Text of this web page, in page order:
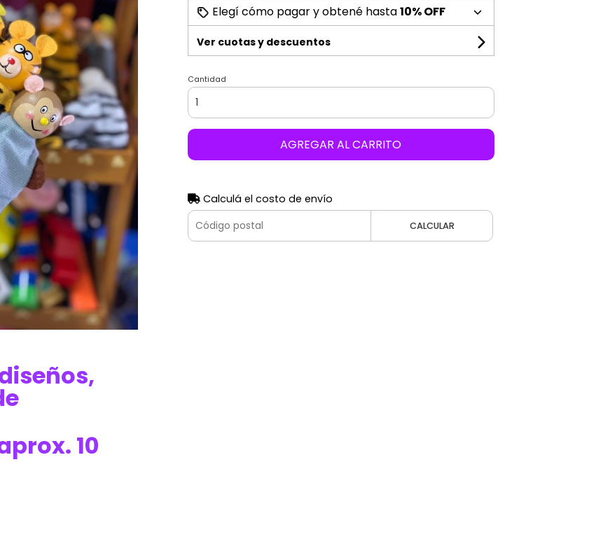
10
Elegí cómo pagar y obtené hasta10% OFF
Ver cuotas y descuentos
Cantidad
AGREGAR AL CARRITO
Calculá el costo de envío
CALCULAR